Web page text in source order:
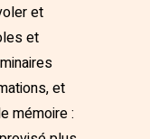
et
et
et
mémoire :